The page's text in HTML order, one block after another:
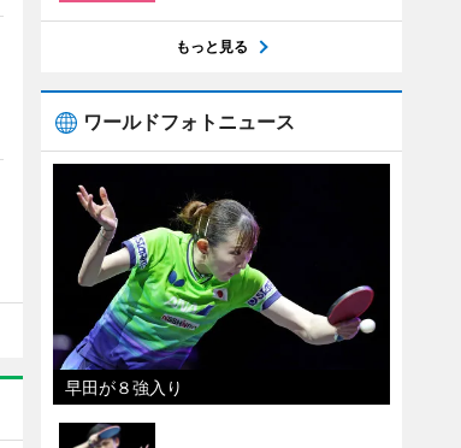
もっと見る
ワールドフォトニュース
早田が８強入り